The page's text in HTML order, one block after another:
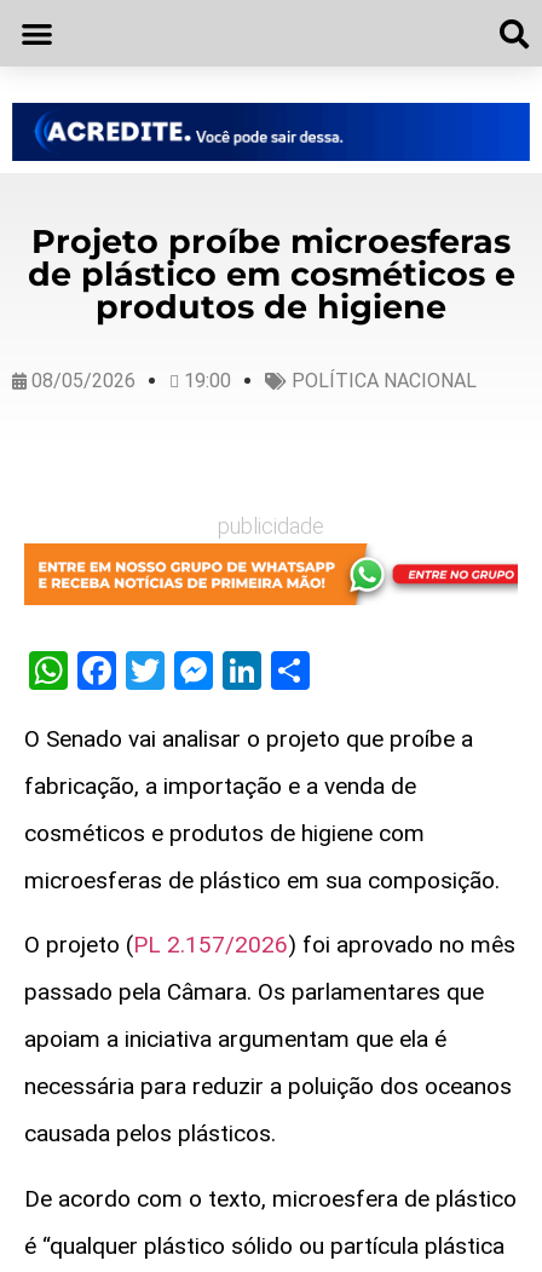
Projeto proíbe microesferas
de plástico em cosméticos e
produtos de higiene
08/05/2026 19:00 POLÍTICA NACIONAL
publicidade
WhatsApp
Facebook
Twitter
Messenger
LinkedIn
O Senado vai analisar o projeto que proíbe a
fabricação, a importação e a venda de
cosméticos e produtos de higiene com
microesferas de plástico em sua composição.
O projeto (PL 2.157/2026) foi aprovado no mês
passado pela Câmara. Os parlamentares que
apoiam a iniciativa argumentam que ela é
necessária para reduzir a poluição dos oceanos
causada pelos plásticos.
De acordo com o texto, microesfera de plástico
é “qualquer plástico sólido ou partícula plástica